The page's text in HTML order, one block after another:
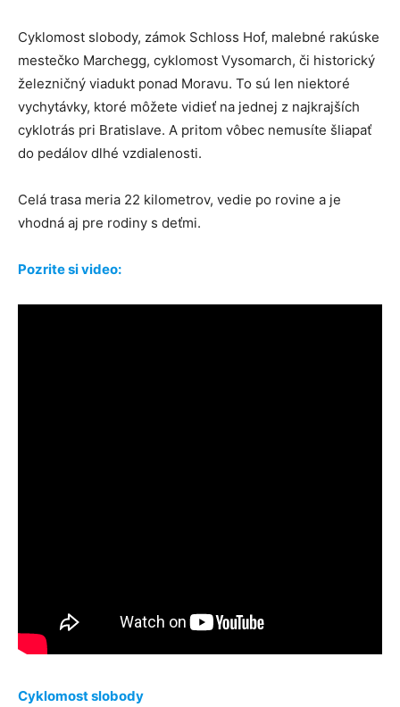
Cyklomost slobody, zámok Schloss Hof, malebné rakúske
mestečko Marchegg, cyklomost Vysomarch, či historický
železničný viadukt ponad Moravu. To sú len niektoré
vychytávky, ktoré môžete vidieť na jednej z najkrajších
cyklotrás pri Bratislave. A pritom vôbec nemusíte šliapať
do pedálov dlhé vzdialenosti.
Celá trasa meria 22 kilometrov, vedie po rovine a je
vhodná aj pre rodiny s deťmi.
Pozrite si video:
Cyklomost slobody